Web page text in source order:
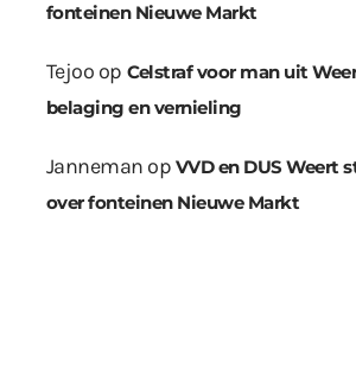
fonteinen Nieuwe Markt
Tejoo op Celstraf voor man uit
belaging en vernieling
Janneman op VVD en DUS Weert
over fonteinen Nieuwe Markt